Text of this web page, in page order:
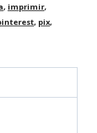
, imprimir,
, pix,